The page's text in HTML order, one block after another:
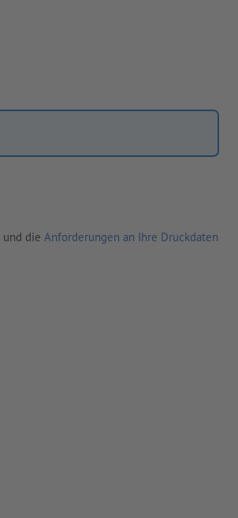
und die Anforderungen an Ihre Druckdaten